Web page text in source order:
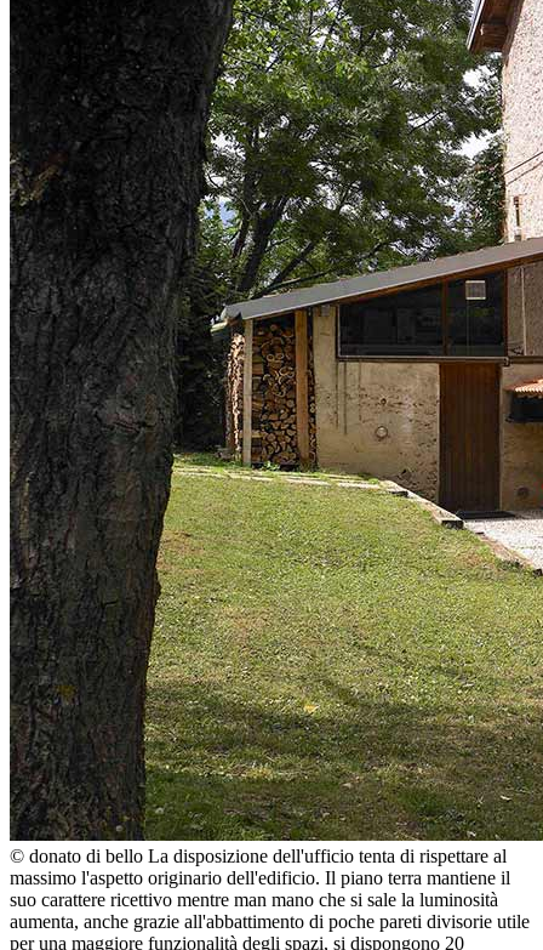
© donato di bello La disposizione dell'ufficio tenta di rispettare al
massimo l'aspetto originario dell'edificio. Il piano terra mantiene il
suo carattere ricettivo mentre man mano che si sale la luminosità
aumenta, anche grazie all'abbattimento di poche pareti divisorie utile
per una maggiore funzionalità degli spazi, si dispongono 20